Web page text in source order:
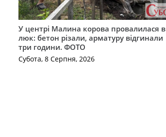
У центрі Малина корова провалилася в
люк: бетон різали, арматуру відгинали
три години. ФОТО
Субота, 8 Серпня, 2026